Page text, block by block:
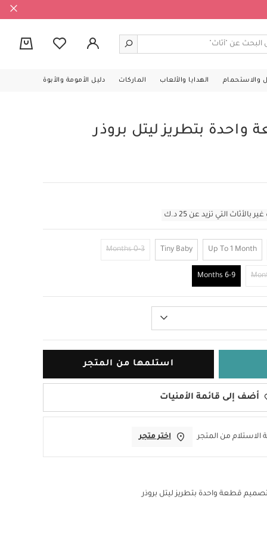
والاستحمام الهدايا والألعاب الماركات دليل الأمومة والأبوة
بتطريز ليتل بروذر
التي تزيد عن 25 د.ك
Up To 1 Month
Tiny Baby
0-3 Months
6-9 Months
استلمها من المتجر
أضف إلى قائمة الأمنيات
الاستلام من المتجر اختر متجر
قطعة واحدة بتطريز ليتل بروذر